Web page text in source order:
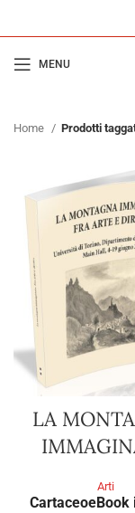
MENU
Home Prodotti
LA
Arti
CartaceoeBook